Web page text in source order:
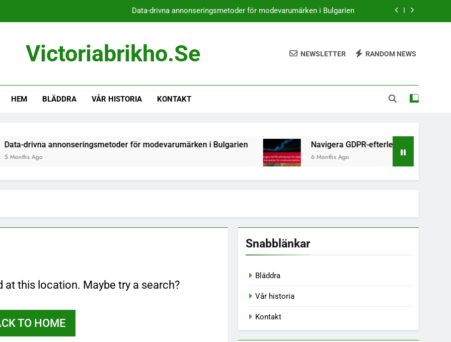
Data-drivna annonseringsmetoder för modevarumärken i Bulgarien
Lokala SEO-strategier för modeåterförsäljare i stadsområden
Data-drivna annonseringsmetoder för modevarumärken i Bulgarien
Lokala SEO-strategier för modeåterförsäljare i stadsområden
Victoriabrikho.se NEWSLETTER RANDOM NEWS
HEM BLÄDDRA VÅR HISTORIA KONTAKT
drivna annonseringsmetoder för modevarumärken i Bulgarien
Ago
Navigera GDPR-efterlevnad för digitala
6 Months Ago
this location. Maybe try a search?
TO HOME
Snabblänkar
Bläddra
Vår historia
Kontakt